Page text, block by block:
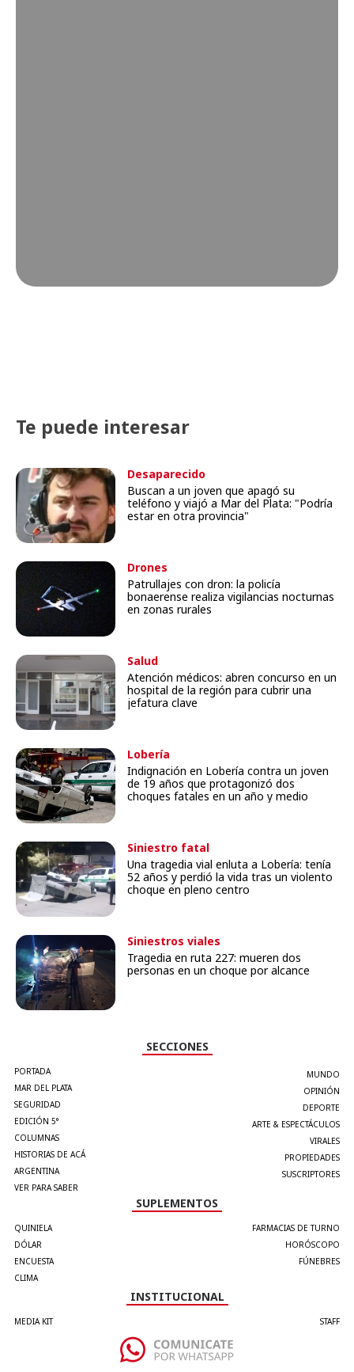
Te puede interesar
Desaparecido
Buscan a un joven que apagó su
teléfono y viajó a Mar del Plata: "Podría
estar en otra provincia"
Drones
Patrullajes con dron: la policía
bonaerense realiza vigilancias nocturnas
en zonas rurales
Salud
Atención médicos: abren concurso en un
hospital de la región para cubrir una
jefatura clave
Lobería
Indignación en Lobería contra un joven
de 19 años que protagonizó dos
choques fatales en un año y medio
Siniestro fatal
Una tragedia vial enluta a Lobería: tenía
52 años y perdió la vida tras un violento
choque en pleno centro
Siniestros viales
Tragedia en ruta 227: mueren dos
personas en un choque por alcance
SECCIONES
PORTADA
MAR DEL PLATA
SEGURIDAD
EDICIÓN 5°
COLUMNAS
HISTORIAS DE ACÁ
ARGENTINA
VER PARA SABER
MUNDO
OPINIÓN
DEPORTE
ARTE & ESPECTÁCULOS
VIRALES
PROPIEDADES
SUSCRIPTORES
SUPLEMENTOS
QUINIELA
DÓLAR
ENCUESTA
CLIMA
FARMACIAS DE TURNO
HORÓSCOPO
FÚNEBRES
INSTITUCIONAL
MEDIA KIT STAFF